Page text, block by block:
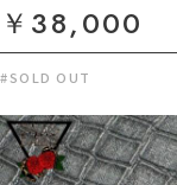
￥38,000
#SOLD OUT